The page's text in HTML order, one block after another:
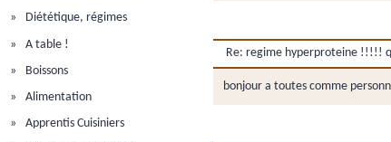
Diététique, régimes
A table !
Boissons
Alimentation
Apprentis Cuisiniers
Re: regime hyperproteine !!!!!
bonjour a toutes comme